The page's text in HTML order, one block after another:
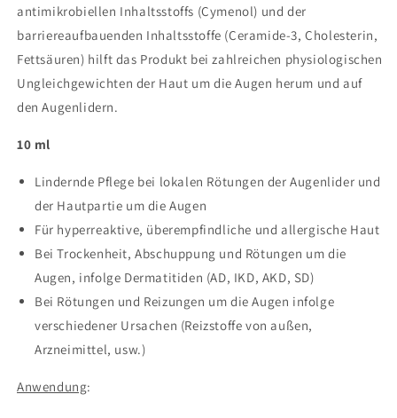
antimikrobiellen Inhaltsstoffs (Cymenol) und der
barriereaufbauenden Inhaltsstoffe (Ceramide-3, Cholesterin,
Fettsäuren) hilft das Produkt bei zahlreichen physiologischen
Ungleichgewichten der Haut um die Augen herum und auf
den Augenlidern.
10 ml
Lindernde Pflege bei lokalen Rötungen der Augenlider und
der Hautpartie um die Augen
Für hyperreaktive, überempfindliche und allergische Haut
Bei Trockenheit, Abschuppung und Rötungen um die
Augen, infolge Dermatitiden (AD, IKD, AKD, SD)
Bei Rötungen und Reizungen um die Augen infolge
verschiedener Ursachen (Reizstoffe von außen,
Arzneimittel, usw.)
Anwendung: